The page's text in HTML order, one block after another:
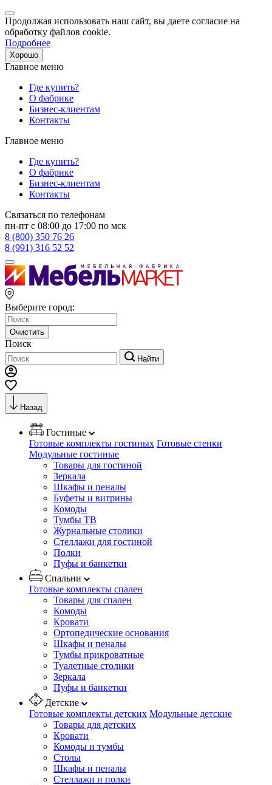
Продолжая использовать наш сайт, вы даете согласие на
обработку файлов cookie.
Подробнее
Хорошо
Главное меню
Где купить?
О фабрике
Бизнес-клиентам
Контакты
Главное меню
Где купить?
О фабрике
Бизнес-клиентам
Контакты
Связаться по телефонам
пн-пт с 08:00 до 17:00 по мск
8 (800) 350 76 26
8 (991) 316 52 52
Выберите город:
Очистить
Поиск
Найти
Назад
Гостиные
Готовые комплекты гостиных Готовые стенки
Модульные гостиные
Товары для гостиной
Зеркала
Шкафы и пеналы
Буфеты и витрины
Комоды
Тумбы ТВ
Журнальные столики
Стеллажи для гостиной
Полки
Пуфы и банкетки
Спальни
Готовые комплекты спален
Товары для спален
Комоды
Кровати
Ортопедические основания
Шкафы и пеналы
Тумбы прикроватные
Туалетные столики
Зеркала
Пуфы и банкетки
Детские
Готовые комплекты детских Модульные детские
Товары для детских
Кровати
Комоды и тумбы
Столы
Шкафы и пеналы
Стеллажи и полки